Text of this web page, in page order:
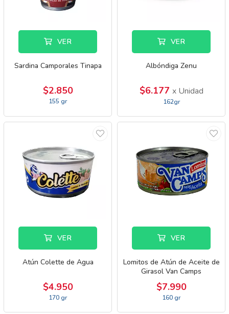
VER
Sardina Camporales Tinapa
$2.850
155 gr
VER
Albóndiga Zenu
$6.177 x Unidad
162gr
VER
Atún Colette de Agua
$4.950
170 gr
VER
Lomitos de Atún de Aceite de
Girasol Van Camps
$7.990
160 gr